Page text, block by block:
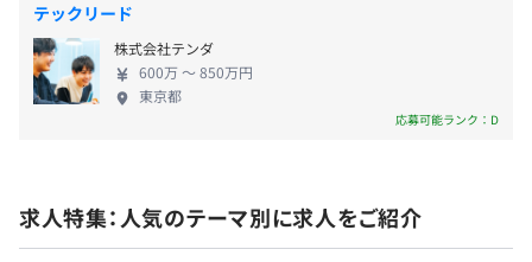
■評価：取締役・執行役員・VP・マネジャー・メンバ
ー、それぞれに応じた求める役割および期待、行動の成果
について半年に1度評価を実施しております。
（役職による）
従業員数：15名（正社員+業務委託含む）
NTT、Yahoo、スタートアップ元COO、スタートアップ元
を占める仕事を、どうせなら楽しくしたい。 ぜひ
Srushの仲間になりませんか？
テックリード
株式会社テンダ
600万 〜 850万円
東京都
応募可能ランク：D
求人特集：人気のテーマ別に求人をご紹介